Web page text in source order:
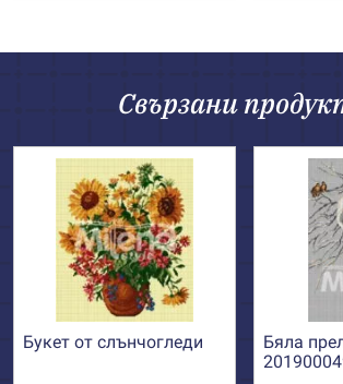
Свързани
Букет от слънчогледи
Бяла